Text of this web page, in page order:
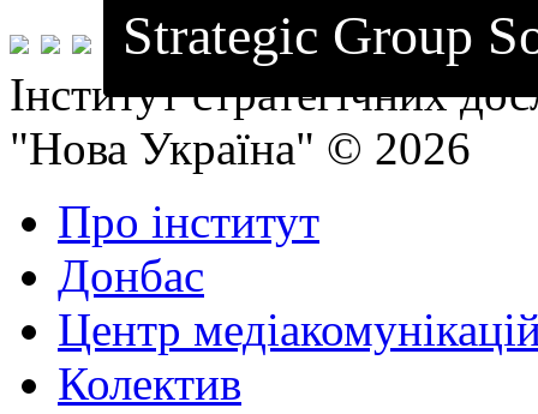
Strategic Group
Інститут стратегічних
"Нова Україна" © 2026
Про інститут
Донбас
Центр
Колектив